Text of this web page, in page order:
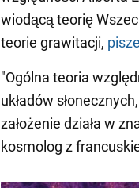
wiodącą teorię
teorie grawitacji, pisze
"Ogólna teoria
układów
założenie działa w
kosmolog z